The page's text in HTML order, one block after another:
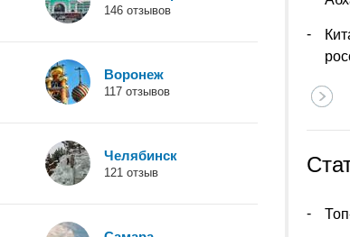
146 отзывов
Воронеж
117 отзывов
Челябинск
121 отзыв